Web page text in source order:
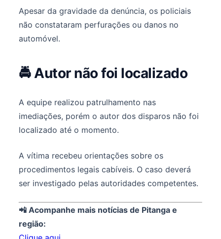
Apesar da gravidade da denúncia, os policiais
não constataram perfurações ou danos no
automóvel.
🚔 Autor não foi localizado
A equipe realizou patrulhamento nas
imediações, porém o autor dos disparos não foi
localizado até o momento.
A vítima recebeu orientações sobre os
procedimentos legais cabíveis. O caso deverá
ser investigado pelas autoridades competentes.
📲 Acompanhe mais notícias de Pitanga e
região: